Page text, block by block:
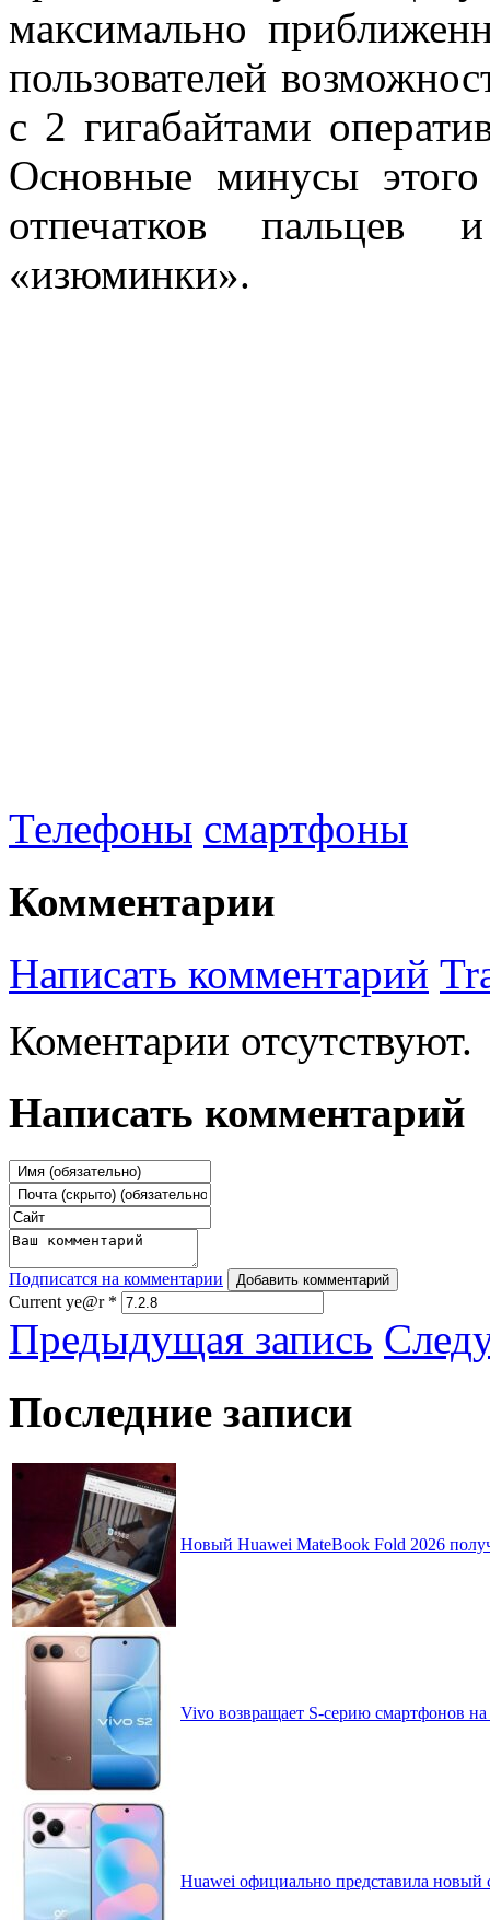
максимально
пользователей
с 2 гигабайтами
Основные минусы этого
отпечатков пальцев
«изюминки».
Телефоны смартфоны
Комментарии
Написать комментарий
Коментарии отсутствуют.
Написать комментарий
Подписатся на комментарии Добавить комментарий
Current ye@r *
Предыдущая запись
Последние записи
Новый Huawei MateBook Fold 2026
Vivo возвращает S-серию смартфонов
Huawei официально представила